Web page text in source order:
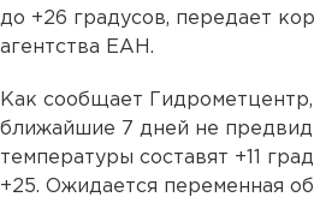
до +26 градусов, передает
агентства ЕАН.
Как сообщает
ближайшие 7 дней не
температуры составят +11
+25. Ожидается переменная